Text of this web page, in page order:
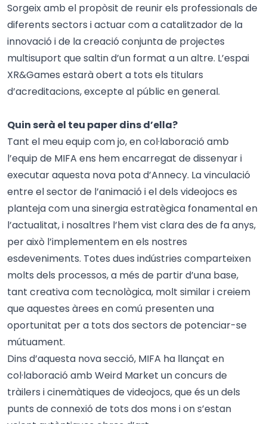
Sorgeix amb el propòsit de reunir els professionals de
diferents sectors i actuar com a catalitzador de la
innovació i de la creació conjunta de projectes
multisuport que saltin d’un format a un altre. L’espai
XR&Games estarà obert a tots els titulars
d’acreditacions, excepte al públic en general.
Quin serà el teu paper dins d’ella?
Tant el meu equip com jo, en col·laboració amb
l’equip de MIFA ens hem encarregat de dissenyar i
executar aquesta nova pota d’Annecy. La vinculació
entre el sector de l’animació i el dels videojocs es
planteja com una sinergia estratègica fonamental en
l’actualitat, i nosaltres l’hem vist clara des de fa anys,
per això l’implementem en els nostres
esdeveniments. Totes dues indústries comparteixen
molts dels processos, a més de partir d’una base,
tant creativa com tecnològica, molt similar i creiem
que aquestes àrees en comú presenten una
oportunitat per a tots dos sectors de potenciar-se
mútuament.
Dins d’aquesta nova secció, MIFA ha llançat en
col·laboració amb Weird Market un concurs de
tràilers i cinemàtiques de videojocs, que és un dels
punts de connexió de tots dos mons i on s’estan